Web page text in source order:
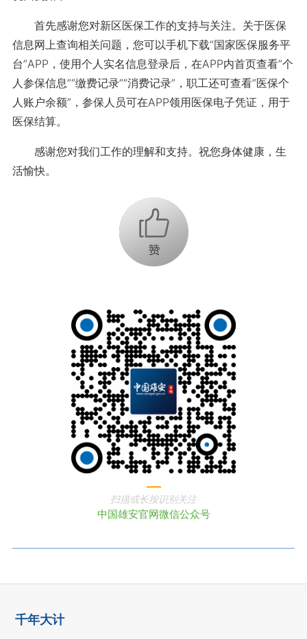
首先感谢您对新区医保工作的支持与关注。关于医保
信息网上查询相关问题，您可以手机下载“国家医保服务平
台”APP，使用个人实名信息登录后，在APP内首页查看“个
人参保信息”“缴费记录”“消费记录”，职工还可查看“医保个
人账户余额”，参保人员可在APP领用医保电子凭证，用于
医保结算。
感谢您对我们工作的理解和支持。祝您身体健康，生
活愉快。
+1
扫描或长按识别关注
中国雄安官网微信公众号
千年大计